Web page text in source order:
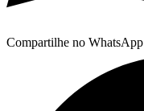
Compartilhe no WhatsApp